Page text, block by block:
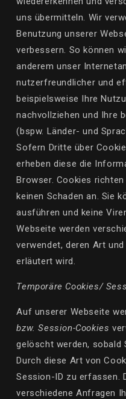
uns übermitteln. Wir
Benutzung unserer
verbessern. So können
anderem unser
nutzerfreundlicher und
beispielsweise Ihre
nachvollziehen und Ihre
(bspw. Länder- und
Sofern Dritte über
erheben diese die
Browser. Cookies
keinen Schaden an. Sie
ausführen und keine
Webseite werden
verwendet, deren Art
erläutert wird.
Temporäre Cookies/
Auf unserer Webseite
bzw. Session-Cookies
gelöscht werden, sobald
Durch diese Art von
Session-ID zu erfassen.
verschiedene Anfragen